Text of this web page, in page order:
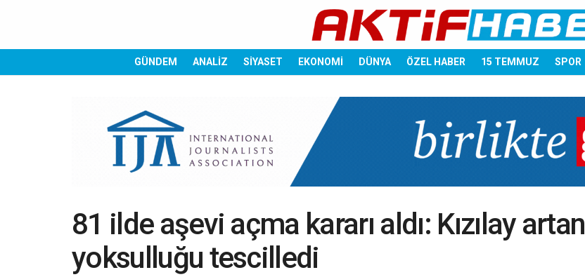
GÜNDEM ANALİZ SİYASET EKONOMİ DÜNYA ÖZEL HABER 15 TEMMUZ SPOR
81 ilde aşevi açma kararı aldı: Kızılay artan
yoksulluğu tescilledi